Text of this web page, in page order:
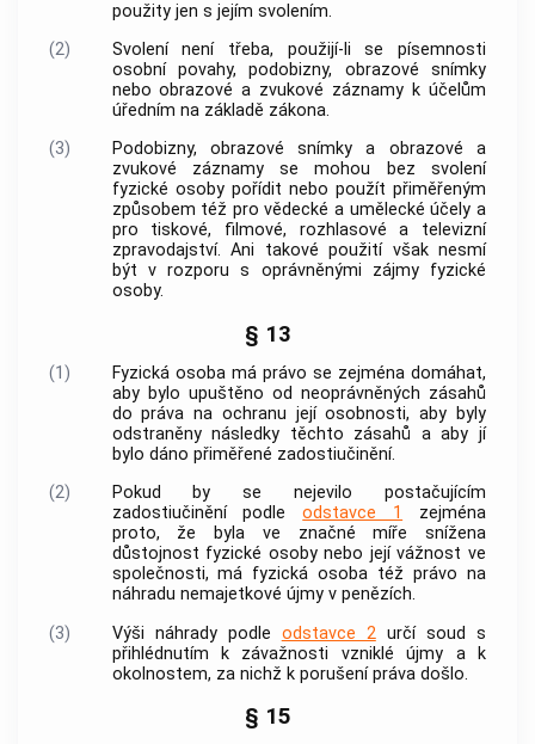
použity jen s jejím svolením.
(2)
Svolení není třeba, použijí-li se písemnosti
osobní povahy, podobizny, obrazové snímky
nebo obrazové a zvukové záznamy k účelům
úředním na základě zákona.
(3)
Podobizny, obrazové snímky a obrazové a
zvukové záznamy se mohou bez svolení
fyzické osoby pořídit nebo použít přiměřeným
způsobem též pro vědecké a umělecké účely a
pro tiskové, filmové, rozhlasové a televizní
zpravodajství. Ani takové použití však nesmí
být v rozporu s oprávněnými zájmy fyzické
osoby.
§ 13
(1)
Fyzická osoba má právo se zejména domáhat,
aby bylo upuštěno od neoprávněných zásahů
do práva na ochranu její osobnosti, aby byly
odstraněny následky těchto zásahů a aby jí
bylo dáno přiměřené zadostiučinění.
(2)
Pokud by se nejevilo postačujícím
zadostiučinění podleodstavce 1
zejména
proto, že byla ve značné míře snížena
důstojnost fyzické osoby nebo její vážnost ve
společnosti, má fyzická osoba též právo na
náhradu nemajetkové újmy v penězích.
(3)
Výši náhrady podle odstavce 2určí soud s
přihlédnutím k závažnosti vzniklé újmy a k
okolnostem, za nichž k porušení práva došlo.
§ 15